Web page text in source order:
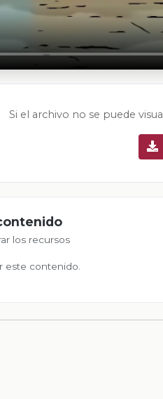
Si el archivo no se puede
los recursos
este contenido.